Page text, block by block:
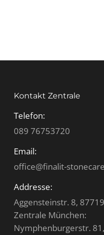
Kontakt Zentrale
Telefon:
089 76753720
Email:
office@finalit-
Addresse:
Aggensteinstr. 8,
Zentrale München:
Nymphenburgerstr.